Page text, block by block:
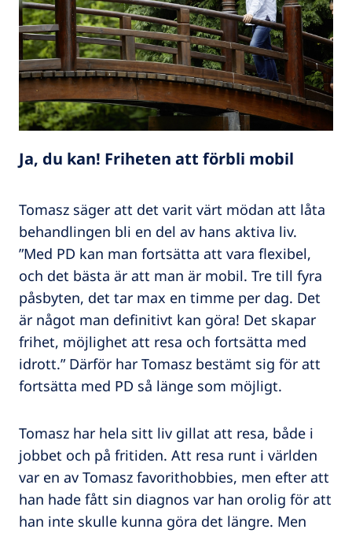
Ja, du kan! Friheten att förbli mobil
Tomasz säger att det varit värt mödan att låta
behandlingen bli en del av hans aktiva liv.
”Med PD kan man fortsätta att vara flexibel,
och det bästa är att man är mobil. Tre till fyra
påsbyten, det tar max en timme per dag. Det
är något man definitivt kan göra! Det skapar
frihet, möjlighet att resa och fortsätta med
idrott.” Därför har Tomasz bestämt sig för att
fortsätta med PD så länge som möjligt.
Tomasz har hela sitt liv gillat att resa, både i
jobbet och på fritiden. Att resa runt i världen
var en av Tomasz favorithobbies, men efter att
han hade fått sin diagnos var han orolig för att
han inte skulle kunna göra det längre. Men